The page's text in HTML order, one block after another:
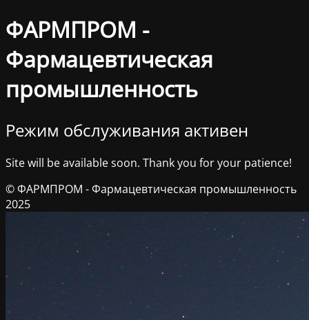
ФАРМПРОМ -
Фармацевтическая
промышленность
Режим обслуживания активен
Site will be available soon. Thank you for your patience!
© ФАРМПРОМ - Фармацевтическая промышленность
2025